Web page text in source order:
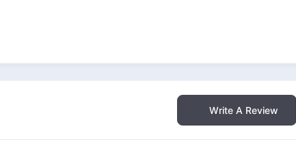
Write A Review